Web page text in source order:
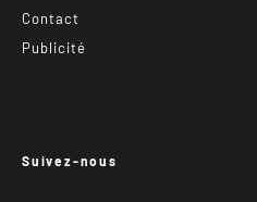
Contact
Publicité
Suivez-nous